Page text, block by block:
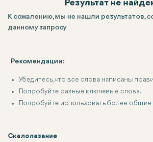
Результат не
К сожалению, мы не нашли результатов,
данному запросу
Рекомендации:
Убедитесь, что все слова написаны
Попробуйте разные ключевые слова.
Попробуйте использовать более
Скалолазание